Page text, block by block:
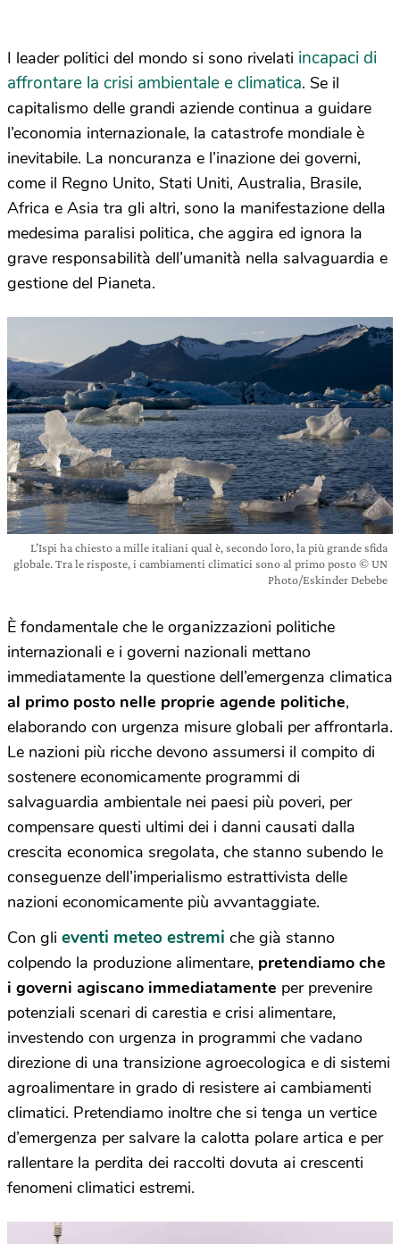
I leader politici del mondo si sono rivelati incapaci di
affrontare la crisi ambientale e climatica. Se il
capitalismo delle grandi aziende continua a guidare
l’economia internazionale, la catastrofe mondiale è
inevitabile. La noncuranza e l’inazione dei governi,
come il Regno Unito, Stati Uniti, Australia, Brasile,
Africa e Asia tra gli altri, sono la manifestazione della
medesima paralisi politica, che aggira ed ignora la
grave responsabilità dell’umanità nella salvaguardia e
gestione del Pianeta.
L’Ispi ha chiesto a mille italiani qual è, secondo loro, la più grande sfida
globale. Tra le risposte, i cambiamenti climatici sono al primo posto © UN
Photo/Eskinder Debebe
È fondamentale che le organizzazioni politiche
internazionali e i governi nazionali mettano
immediatamente la questione dell’emergenza climatica
al primo posto nelle proprie agende politiche,
elaborando con urgenza misure globali per affrontarla.
Le nazioni più ricche devono assumersi il compito di
sostenere economicamente programmi di
salvaguardia ambientale nei paesi più poveri, per
compensare questi ultimi dei i danni causati dalla
crescita economica sregolata, che stanno subendo le
conseguenze dell’imperialismo estrattivista delle
nazioni economicamente più avvantaggiate.
Con gli eventi meteo estremi che già stanno
colpendo la produzione alimentare, pretendiamo che
i governi agiscano immediatamente per prevenire
potenziali scenari di carestia e crisi alimentare,
investendo con urgenza in programmi che vadano
direzione di una transizione agroecologica e di sistemi
agroalimentare in grado di resistere ai cambiamenti
climatici. Pretendiamo inoltre che si tenga un vertice
d’emergenza per salvare la calotta polare artica e per
rallentare la perdita dei raccolti dovuta ai crescenti
fenomeni climatici estremi.